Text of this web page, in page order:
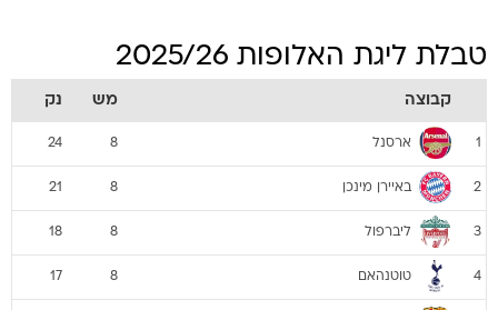
טבלת ליגת האלופות 2025/26
קבוצה מש נק
1 ארסנל 8
24
2 באיירן מינכן 8
21
3 ליברפול 8
18
4 טוטנהאם 8
17